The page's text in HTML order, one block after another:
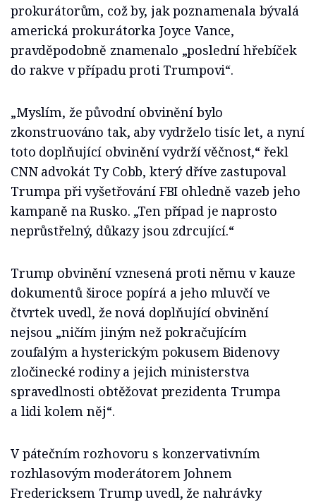
prokurátorům, což by, jak poznamenala bývalá
americká prokurátorka Joyce Vance,
pravděpodobně znamenalo „poslední hřebíček
do rakve v případu proti Trumpovi“.
„Myslím, že původní obvinění bylo
zkonstruováno tak, aby vydrželo tisíc let, a nyní
toto doplňující obvinění vydrží věčnost,“ řekl
CNN advokát Ty Cobb, který dříve zastupoval
Trumpa při vyšetřování FBI ohledně vazeb jeho
kampaně na Rusko. „Ten případ je naprosto
neprůstřelný, důkazy jsou zdrcující.“
Trump obvinění vznesená proti němu v kauze
dokumentů široce popírá a jeho mluvčí ve
čtvrtek uvedl, že nová doplňující obvinění
nejsou „ničím jiným než pokračujícím
zoufalým a hysterickým pokusem Bidenovy
zločinecké rodiny a jejich ministerstva
spravedlnosti obtěžovat prezidenta Trumpa
a lidi kolem něj“.
V pátečním rozhovoru s konzervativním
rozhlasovým moderátorem Johnem
Fredericksem Trump uvedl, že nahrávky